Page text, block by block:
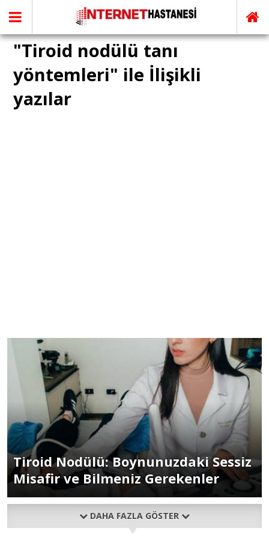
"Tiroid nodülü tanı
yöntemleri" ile İlişikli
yazılar
Tiroid Nodülü: Boynunuzdaki Sessiz
Misafir ve Bilmeniz Gerekenler
DAHA FAZLA GÖSTER